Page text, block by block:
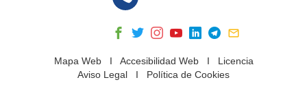
Mapa WebI Accesibilidad WebI Licencia
Aviso Legal I Política de Cookies